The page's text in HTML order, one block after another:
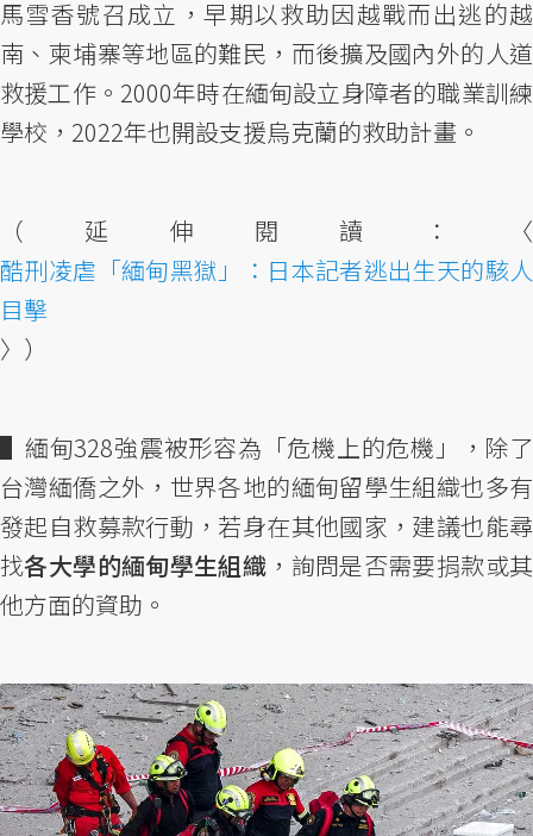
馬雪香號召成立，早期以救助因越戰而出逃的越
南、柬埔寨等地區的難民，而後擴及國內外的人道
救援工作。2000年時在緬甸設立身障者的職業訓練
學校，2022年也開設支援烏克蘭的救助計畫。
（延伸閱讀：〈
酷刑凌虐「緬甸黑獄」：日本記者逃出生天的駭人
目擊
〉）
▌緬甸328強震被形容為「危機上的危機」，除了
台灣緬僑之外，世界各地的緬甸留學生組織也多有
發起自救募款行動，若身在其他國家，建議也能尋
找各大學的緬甸學生組織 ，詢問是否需要捐款或其
他方面的資助。